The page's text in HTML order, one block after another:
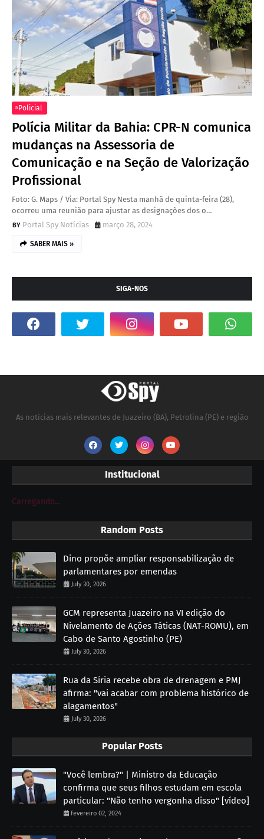
ͣ Policial
Polícia Militar da Bahia: CPR-N comunica
mudanças na Assessoria de
Comunicação e na Seção de Valorização
Profissional
Foto: G. Maps / Via: Portal Spy Nesta manhã de quinta-feira (28),
ocorreu uma reunião para ajustar as designações dos o…
Portal Spy Notícias
março 28, 2024
SABER MAIS »
SIGA-NOS
As notícias mais relevantes de Juazeiro (BA), Petrolina (PE) e região
Institucional
Carregando...
Random Posts
Dino propõe ampliar responsabilização de
parlamentares por emendas
July 30, 2026
GCM representa Juazeiro na VI edição do
Nivelamento de Ações Táticas (NAT-ROMU), em
Cabo de Santo Agostinho (PE)
July 30, 2026
Rua da Síria recebe obra de drenagem e PMJ
afirma: "vai acabar com problema histórico de
alagamentos"
July 30, 2026
Popular Posts
"Você lembra?" | Ministro da Educação
confirma que seus filhos estudam em escola
particular: "Não tenho vergonha disso" [vídeo]
fevereiro 02, 2024